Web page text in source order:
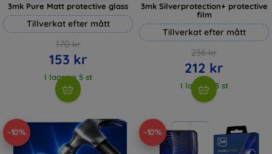
3mk Pure Matt protective glass
Tillverkat efter mått
170 kr
153 kr
I lager > 5 st
3mk Silverprotection+ protective
film
Tillverkat efter mått
236 kr
212 kr
I lager > 5 st
-10% -10%